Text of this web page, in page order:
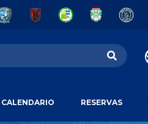
CALENDARIO RESERVAS